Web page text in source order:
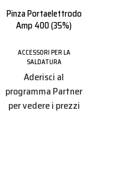
Pinza Portaelettrodo
Amp 400 (35%)
ACCESSORI PER LA
SALDATURA
Aderisci al
programma Partner
per vedere i prezzi